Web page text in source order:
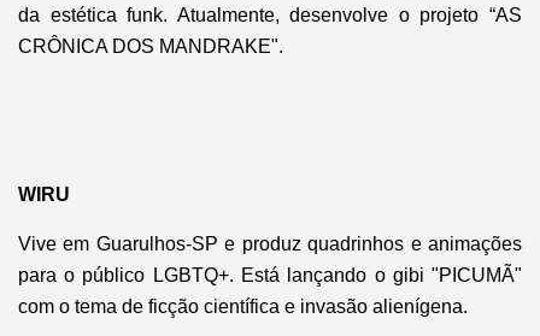
da estética funk. Atualmente, desenvolve o projeto “AS
CRÔNICA DOS MANDRAKE".
WIRU
Vive em Guarulhos-SP e produz quadrinhos e animações
para o público LGBTQ+. Está lançando o gibi "PICUMÃ"
com o tema de ficção científica e invasão alienígena.